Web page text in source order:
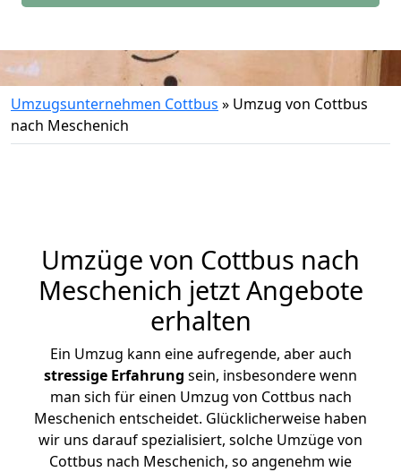
Umzugsunternehmen Cottbus » Umzug von Cottbus
nach Meschenich
Umzüge von Cottbus nach
Meschenich jetzt Angebote
erhalten
Ein Umzug kann eine aufregende, aber auch
stressige Erfahrung sein, insbesondere wenn
man sich für einen Umzug von Cottbus nach
Meschenich entscheidet. Glücklicherweise haben
wir uns darauf spezialisiert, solche Umzüge von
Cottbus nach Meschenich, so angenehm wie